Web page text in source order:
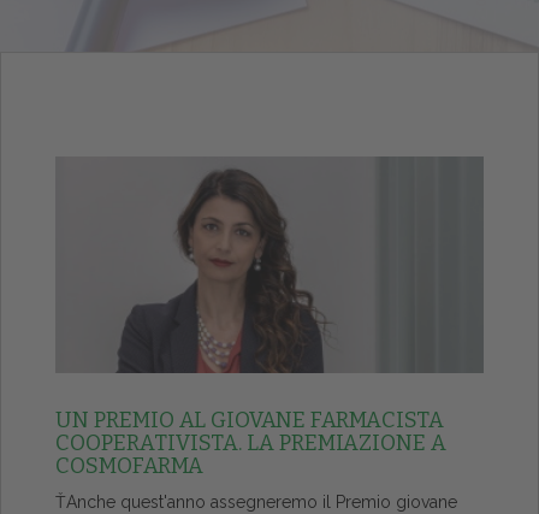
UN PREMIO AL GIOVANE FARMACISTA
COOPERATIVISTA. LA PREMIAZIONE A
COSMOFARMA
ŤAnche quest'anno assegneremo il Premio giovane